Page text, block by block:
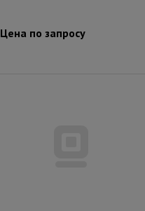
Цена по запросу